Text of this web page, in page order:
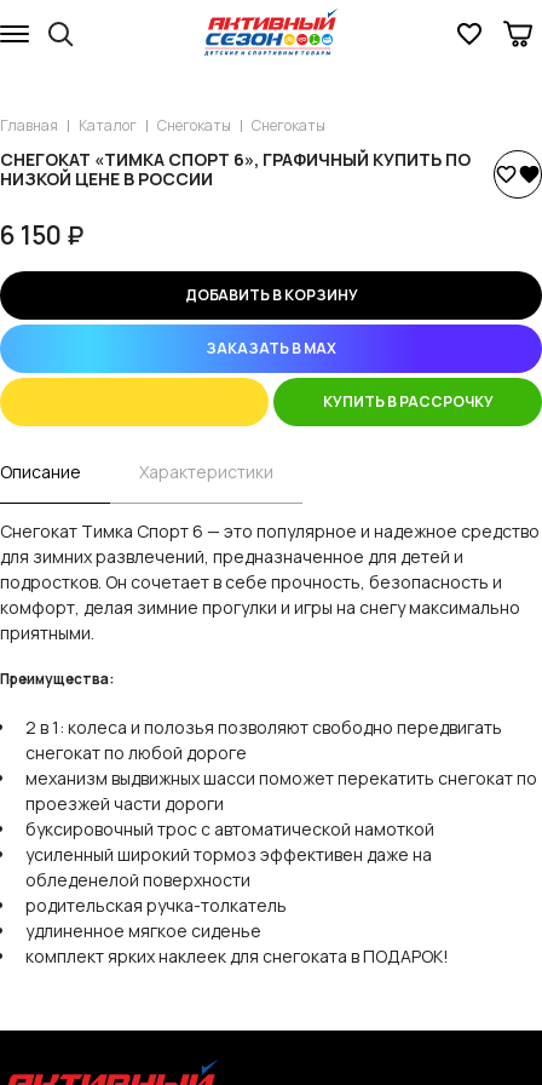
Главная Каталог Снегокаты Снегокаты
СНЕГОКАТ «ТИМКА СПОРТ 6», ГРАФИЧНЫЙ КУПИТЬ ПО
НИЗКОЙ ЦЕНЕ В РОССИИ
6 150 ₽
ДОБАВИТЬ В КОРЗИНУ
ЗАКАЗАТЬ В MAX
КУПИТЬ В РАССРОЧКУ
Описание Характеристики
Снегокат Тимка Спорт 6 — это популярное и надежное средство
для зимних развлечений, предназначенное для детей и
подростков. Он сочетает в себе прочность, безопасность и
комфорт, делая зимние прогулки и игры на снегу максимально
приятными.
Преимущества:
2 в 1: колеса и полозья позволяют свободно передвигать
снегокат по любой дороге
механизм выдвижных шасси поможет перекатить снегокат по
проезжей части дороги
буксировочный трос с автоматической намоткой
усиленный широкий тормоз эффективен даже на
обледенелой поверхности
родительская ручка-толкатель
удлиненное мягкое сиденье
комплект ярких наклеек для снегоката в ПОДАРОК!